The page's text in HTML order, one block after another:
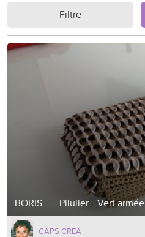
Filtre
BORIS ......Pilulier....Vert armée
CAPS CREA